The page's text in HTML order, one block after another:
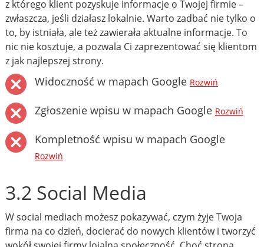
z którego klient pozyskuje informacje o Twojej firmie –
zwłaszcza, jeśli działasz lokalnie. Warto zadbać nie tylko o
to, by istniała, ale też zawierała aktualne informacje. To
nic nie kosztuje, a pozwala Ci zaprezentować się klientom
z jak najlepszej strony.
Widoczność w mapach Google Rozwiń
Zgłoszenie wpisu w mapach Google Rozwiń
Kompletność wpisu w mapach Google
Rozwiń
3.2 Social Media
W social mediach możesz pokazywać, czym żyje Twoja
firma na co dzień, docierać do nowych klientów i tworzyć